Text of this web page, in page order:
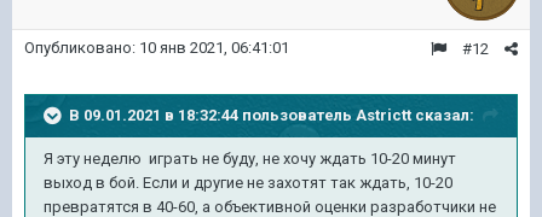
#12
Опубликовано: 10 янв 2021, 06:41:01
В 09.01.2021 в 18:32:44 пользователь Astrictt сказал:
Я эту неделю играть не буду, не хочу ждать 10-20 минут
выход в бой. Если и другие не захотят так ждать, 10-20
превратятся в 40-60, а объективной оценки разработчики не